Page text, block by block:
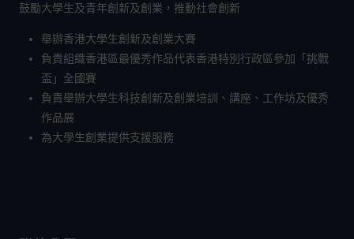
鼓勵大學生及青年創新及創業，推動社會創新
舉辦香港大學生創新及創業大賽
負責組織香港區最優秀作品代表香港特別行政區參加「挑戰
盃」全國賽
負責舉辦大學生科技創新及創業培訓、講座、工作坊及優秀
作品展
為大學生創業提供支援服務